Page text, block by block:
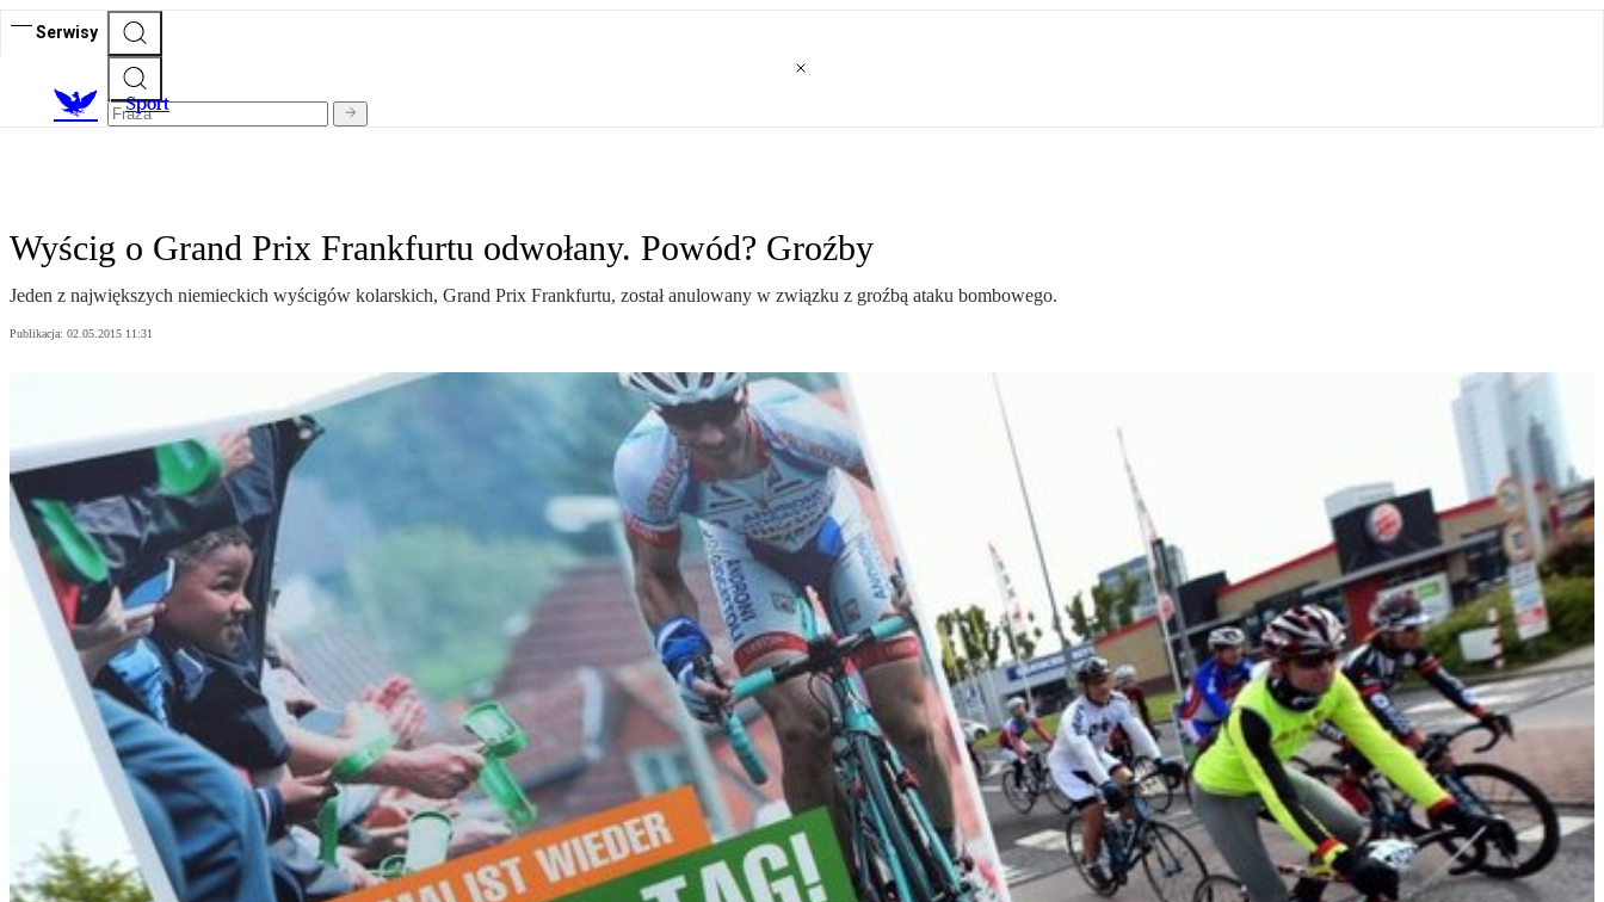
Serwisy
Sport
Wyścig o Grand Prix Frankfurtu odwołany. Powód? Groźby
Jeden z największych niemieckich wyścigów kolarskich, Grand Prix Frankfurtu, został anulowany w związku z groźbą ataku bombowego.
Publikacja: 02.05.2015 11:31